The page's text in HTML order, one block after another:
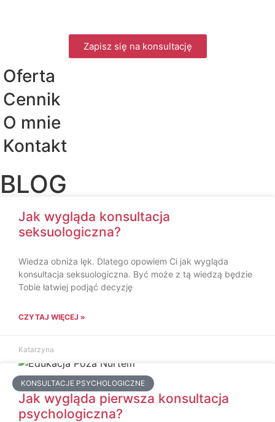
Zapisz się na konsultację
Oferta
Cennik
O mnie
Kontakt
BLOG
Jak wygląda konsultacja
seksuologiczna?
Wiedza obniża lęk. Dlatego opowiem Ci jak wygląda
konsultacja seksuologiczna. Być może z tą wiedzą będzie
Tobie łatwiej podjąć decyzję
CZYTAJ WIĘCEJ »
Katarzyna
KONSULTACJE PSYCHOLOGICZNE
Jak wygląda pierwsza konsultacja
psychologiczna?